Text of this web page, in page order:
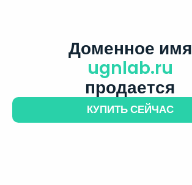
Доменное имя
ugnlab.ru
продается
КУПИТЬ СЕЙЧАС